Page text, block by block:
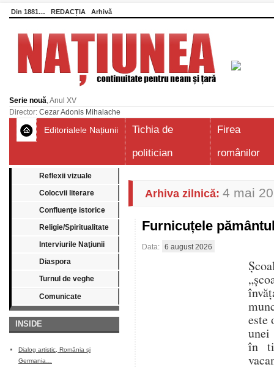
Din 1881… REDACȚIA Arhivă
Serie nouă, Anul XV
Director: Cezar Adonis Mihalache
Editorialele Națiunii
Tichia de
politician
Firea
românilor
Reflexii vizuale
Colocvii literare
Confluenţe istorice
Religie/Spiritualitate
Interviurile Naţiunii
Diaspora
Turnul de veghe
Comunicate
INSIDE
Dialog artistic, România și
Germania…
Arhiva zilnică: 4 mai
Furnicuțele
Data: 6 august 2026
este
unei
în